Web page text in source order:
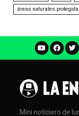
áreas naturales
Mini noticiero de